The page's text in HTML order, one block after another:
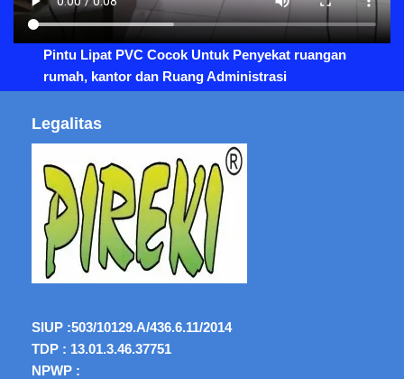
Pintu Lipat PVC Cocok Untuk Penyekat ruangan
rumah, kantor dan Ruang Administrasi
Legalitas
SIUP :503/10129.A/436.6.11/2014
TDP : 13.01.3.46.37751
NPWP :